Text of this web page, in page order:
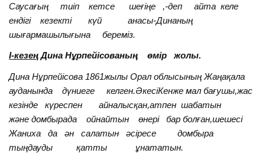
Саусағың тиіп кетсе шеғіңе ,-деп айта келе
ендігі кезекті күй анасы-Динаның
шығармашылығына береміз.
I-кезеңДина Нұрпейісованың өмір жолы.
Дина Нұрпейісова 1861жылы Орал облысының Жаңақала
ауданында дүниеге келген.ӘкесіКенже мал бағушы,жас
кезінде күреспен айналысқан,атпен шабатын
және домбырада ойнайтын өнері бар болған,шешесі
Жаниха да ән салатын әсіресе домбыра
тыңдауды қатты ұнататын.